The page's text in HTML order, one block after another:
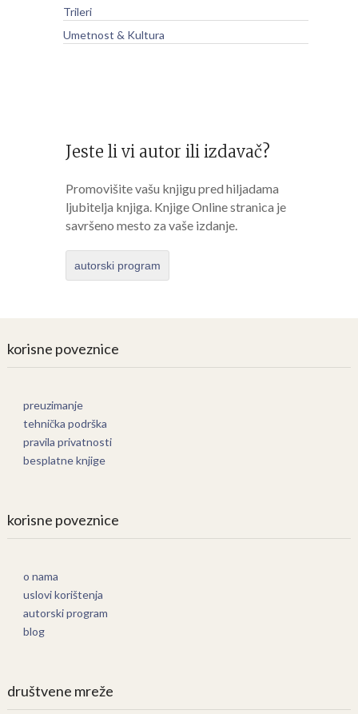
Trileri
Umetnost & Kultura
Jeste li vi autor ili izdavač?
Promovišite vašu knjigu pred hiljadama
ljubitelja knjiga. Knjige Online stranica je
savršeno mesto za vaše izdanje.
autorski program
korisne poveznice
preuzimanje
tehnička podrška
pravila privatnosti
besplatne knjige
korisne poveznice
o nama
uslovi korištenja
autorski program
blog
društvene mreže